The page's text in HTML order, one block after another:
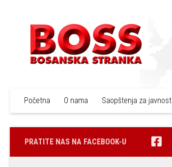
Početna O nama Saopštenja za javnost
PRATITE NAS NA FACEBOOK-U